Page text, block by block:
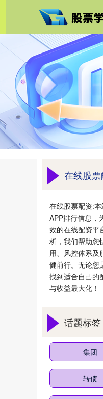
在线股
在线股票配资:
APP排行信息，
效的在线配资平
析，我们帮助您
用、风控体系及
健前行。无论您
找到适合自己的
与收益最大化！
话题标签
集团
转债